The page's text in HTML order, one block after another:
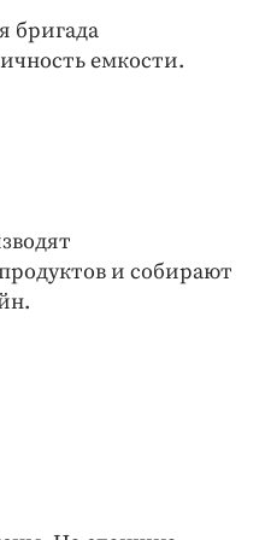
бригада
емкости.
и собирают